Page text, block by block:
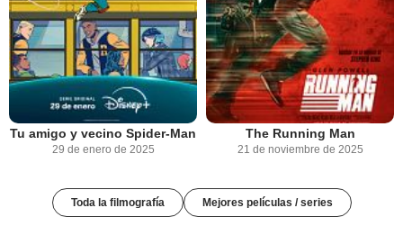
Tu amigo y vecino Spider-Man
29 de enero de 2025
The Running Man
21 de noviembre de 2025
Toda la filmografía Mejores películas / series